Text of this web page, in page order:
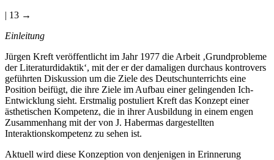
| 13 →
Einleitung
Jürgen Kreft veröffentlicht im Jahr 1977 die Arbeit ‚Grundprobleme
der Literaturdidaktik‘, mit der er der damaligen durchaus kontrovers
geführten Diskussion um die Ziele des Deutschunterrichts eine
Position beifügt, die ihre Ziele im Aufbau einer gelingenden Ich-
Entwicklung sieht. Erstmalig postuliert Kreft das Konzept einer
ästhetischen Kompetenz, die in ihrer Ausbildung in einem engen
Zusammenhang mit der von J. Habermas dargestellten
Interaktionskompetenz zu sehen ist.
Aktuell wird diese Konzeption von denjenigen in Erinnerung